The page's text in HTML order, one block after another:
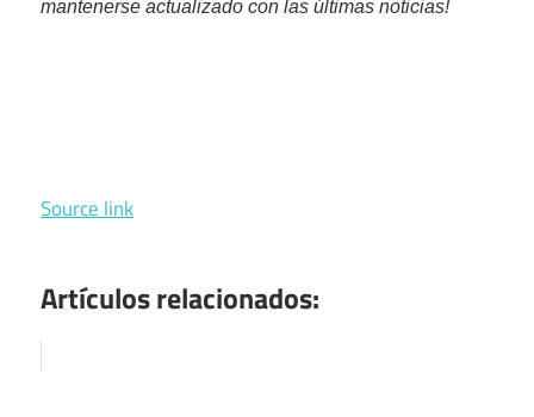
mantenerse actualizado con las últimas noticias!
Source link
Artículos relacionados: